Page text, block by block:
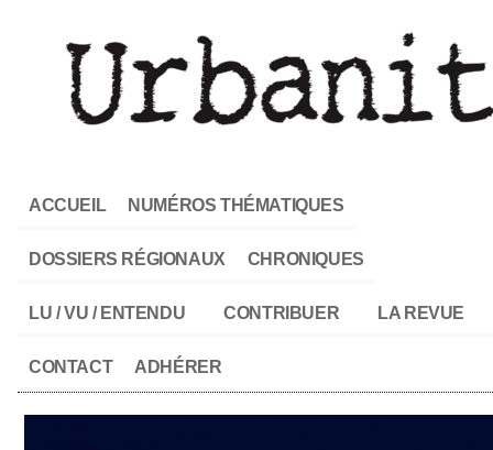
ACCUEIL NUMÉROS THÉMATIQUES
DOSSIERS RÉGIONAUX CHRONIQUES
LU / VU / ENTENDU CONTRIBUER LA REVUE
CONTACT ADHÉRER